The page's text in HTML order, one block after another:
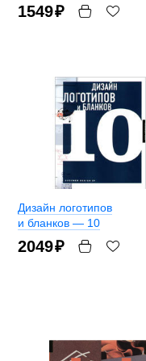
1549₽
Дизайн логотипов
и бланков — 10
2049₽